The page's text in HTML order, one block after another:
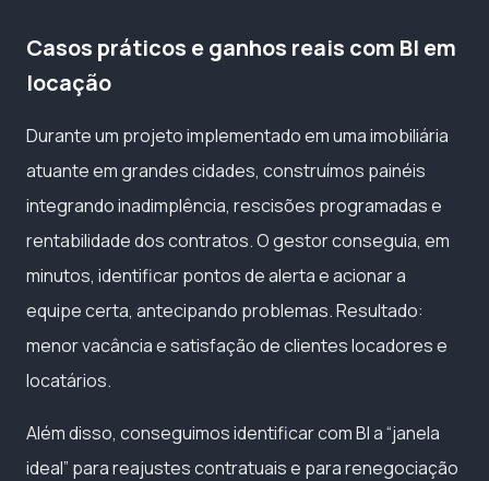
Casos práticos e ganhos reais com BI em
locação
Durante um projeto implementado em uma imobiliária
atuante em grandes cidades, construímos painéis
integrando inadimplência, rescisões programadas e
rentabilidade dos contratos. O gestor conseguia, em
minutos, identificar pontos de alerta e acionar a
equipe certa, antecipando problemas. Resultado:
menor vacância e satisfação de clientes locadores e
locatários.
Além disso, conseguimos identificar com BI a “janela
ideal” para reajustes contratuais e para renegociação